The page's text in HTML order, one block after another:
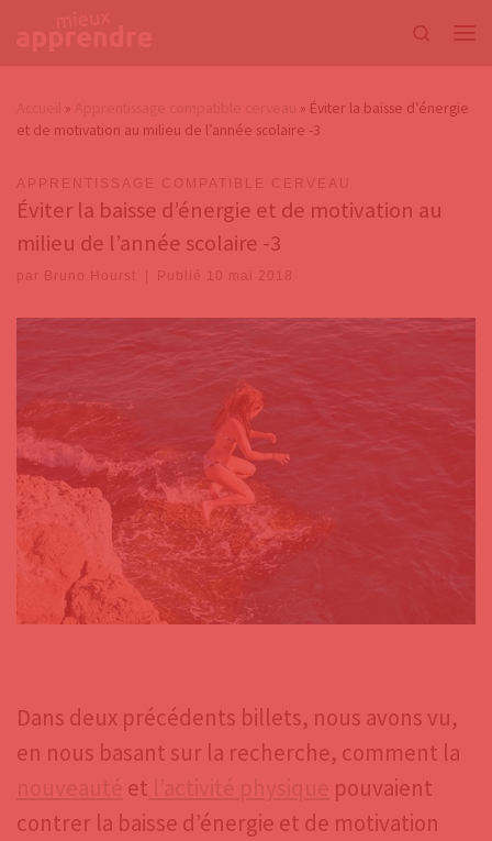
Search
» » Éviter la baisse d’énergie
et de motivation au milieu de l’année scolaire -3
APPRENTISSAGE COMPATIBLE CERVEAU
Éviter la baisse d’énergie et de motivation au
milieu de l’année scolaire -3
par Bruno Hourst Publié 10 mai 2018
Dans deux précédents billets, nous avons vu,
en nous basant sur la recherche, comment la
et
pouvaient
contrer la baisse d’énergie et de motivation